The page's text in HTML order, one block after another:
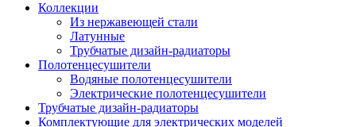
Коллекции
Из нержавеющей стали
Латунные
Трубчатые дизайн-радиаторы
Полотенцесушители
Водяные полотенцесушители
Электрические полотенцесушители
Трубчатые дизайн-радиаторы
Комплектующие для электрических моделей